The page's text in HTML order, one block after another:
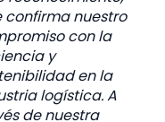
confirma nuestro
con la
y
en la
logística. A
de nuestra